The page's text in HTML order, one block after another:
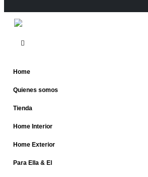
Home
Quienes somos
Tienda
Home Interior
Home Exterior
Para Ella & El